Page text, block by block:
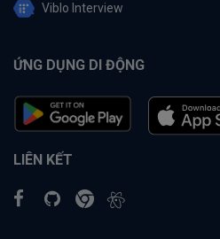
Viblo Interview
ỨNG DỤNG DI ĐỘNG
LIÊN KẾT